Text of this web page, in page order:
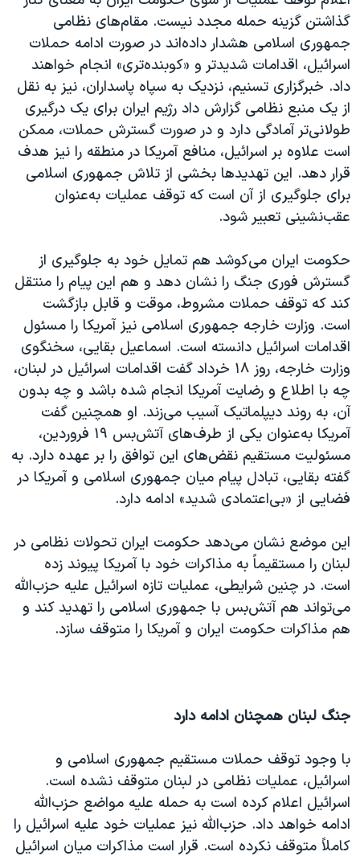
گذاشتن گزینه حمله مجدد نیست. مقام‌های نظامی
جمهوری اسلامی هشدار داده‌اند در صورت ادامه حملات
اسرائیل، اقدامات شدیدتر و «کوبنده‌تری» انجام خواهند
داد. خبرگزاری تسنیم، نزدیک به سپاه پاسداران، نیز به نقل
از یک منبع نظامی گزارش داد رژیم ایران برای یک درگیری
طولانی‌تر آمادگی دارد و در صورت گسترش حملات، ممکن
است علاوه بر اسرائیل، منافع آمریکا در منطقه را نیز هدف
قرار دهد. این تهدیدها بخشی از تلاش جمهوری اسلامی
برای جلوگیری از آن است که توقف عملیات به‌عنوان
عقب‌نشینی تعبیر شود.
حکومت ایران می‌کوشد هم تمایل خود به جلوگیری از
گسترش فوری جنگ را نشان دهد و هم این پیام را منتقل
کند که توقف حملات مشروط، موقت و قابل بازگشت
است. وزارت خارجه جمهوری اسلامی نیز آمریکا را مسئول
اقدامات اسرائیل دانسته است. اسماعیل بقایی، سخنگوی
وزارت خارجه، روز ۱۸ خرداد گفت اقدامات اسرائیل در لبنان،
چه با اطلاع و رضایت آمریکا انجام شده باشد و چه بدون
آن، به روند دیپلماتیک آسیب می‌زند. او همچنین گفت
آمریکا به‌عنوان یکی از طرف‌های آتش‌بس ۱۹ فروردین،
مسئولیت مستقیم نقض‌های این توافق را بر عهده دارد. به
گفته بقایی، تبادل پیام میان جمهوری اسلامی و آمریکا در
فضایی از «بی‌اعتمادی شدید» ادامه دارد.
این موضع نشان می‌دهد حکومت ایران تحولات نظامی در
لبنان را مستقیماً به مذاکرات خود با آمریکا پیوند زده
است. در چنین شرایطی، عملیات تازه اسرائیل علیه حزب‌الله
می‌تواند هم آتش‌بس با جمهوری اسلامی را تهدید کند و
هم مذاکرات حکومت ایران و آمریکا را متوقف سازد.
جنگ لبنان همچنان ادامه دارد
با وجود توقف حملات مستقیم جمهوری اسلامی و
اسرائیل، عملیات نظامی در لبنان متوقف نشده است.
اسرائیل اعلام کرده است به حمله علیه مواضع حزب‌الله
ادامه خواهد داد. حزب‌الله نیز عملیات خود علیه اسرائیل را
کاملاً متوقف نکرده است. قرار است مذاکرات میان اسرائیل